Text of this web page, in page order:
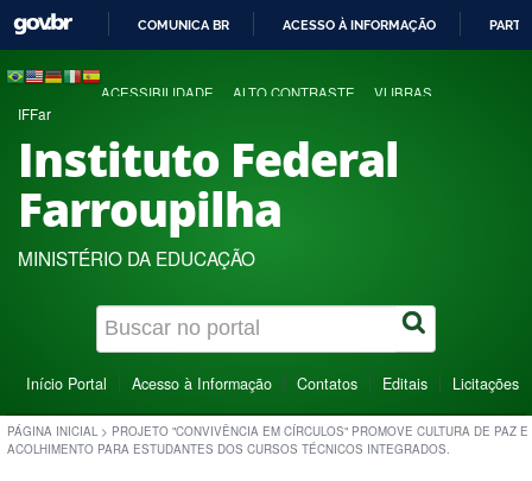
COMUNICA BR ACESSO À INFORMAÇÃO
ACESSIBILIDADE ALTO CONTRASTE VLIBRAS
IFFar
Instituto Federal
Farroupilha
MINISTÉRIO DA EDUCAÇÃO
Início Portal Acesso à Informação Contatos Editais Licitações
PÁGINA INICIAL > PROJETO "CONVIVÊNCIA EM CÍRCULOS" PROMOVE CULTURA DE PAZ E
ACOLHIMENTO PARA ESTUDANTES DOS CURSOS TÉCNICOS INTEGRADOS.